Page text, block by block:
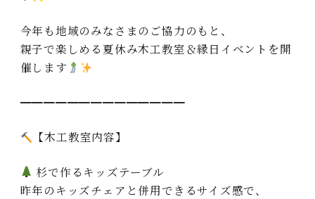
今年も地域のみなさまのご協力のもと、
親子で楽しめる夏休み木工教室＆縁日イベントを開
催します
━━━━━━━━━━━━━━
【木工教室内容】
杉で作るキッズテーブル
昨年のキッズチェアと併用できるサイズ感で、